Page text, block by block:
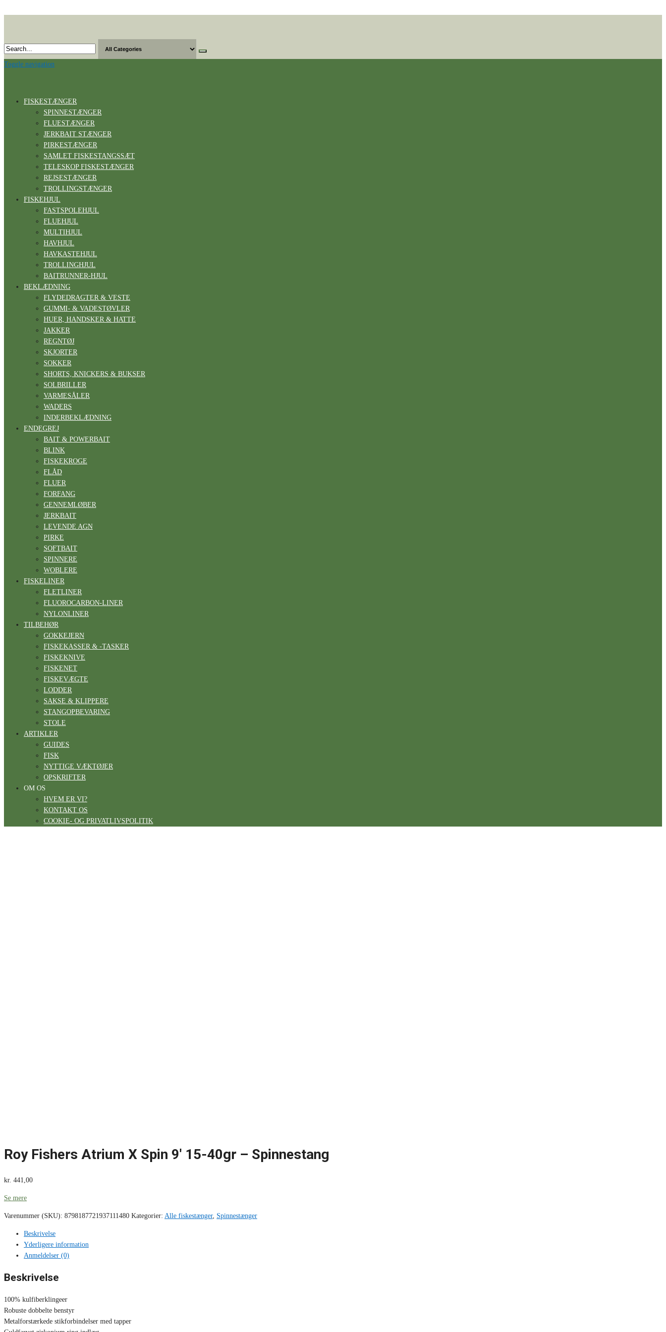
content
Toggle navigation
FISKESTÆNGER
SPINNESTÆNGER
FLUESTÆNGER
JERKBAIT STÆNGER
PIRKESTÆNGER
SAMLET FISKESTANGSSÆT
TELESKOP FISKESTÆNGER
REJSESTÆNGER
TROLLINGSTÆNGER
FISKEHJUL
FASTSPOLEHJUL
FLUEHJUL
MULTIHJUL
HAVHJUL
HAVKASTEHJUL
TROLLINGHJUL
BAITRUNNER-HJUL
BEKLÆDNING
FLYDEDRAGTER & VESTE
GUMMI- & VADESTØVLER
HUER, HANDSKER & HATTE
JAKKER
REGNTØJ
SKJORTER
SOKKER
SHORTS, KNICKERS & BUKSER
SOLBRILLER
VARMESÅLER
WADERS
INDERBEKLÆDNING
ENDEGREJ
BAIT & POWERBAIT
BLINK
FISKEKROGE
FLÅD
FLUER
FORFANG
GENNEMLØBER
JERKBAIT
LEVENDE AGN
PIRKE
SOFTBAIT
SPINNERE
WOBLERE
FISKELINER
FLETLINER
FLUOROCARBON-LINER
NYLONLINER
TILBEHØR
GOKKEJERN
FISKEKASSER & -TASKER
FISKEKNIVE
FISKENET
FISKEVÆGTE
LODDER
SAKSE & KLIPPERE
STANGOPBEVARING
STOLE
ARTIKLER
GUIDES
FISK
NYTTIGE VÆKTØJER
OPSKRIFTER
OM OS
HVEM ER VI?
KONTAKT OS
COOKIE- OG PRIVATLIVSPOLITIK
Roy Fishers Atrium X Spin 9′ 15-40gr – Spinnestang
kr. 441,00
Se mere
Varenummer (SKU): 8798187721937111480 Kategorier: Alle fiskestænger, Spinnestænger
Beskrivelse
Yderligere information
Anmeldelser (0)
Beskrivelse
100% kulfiberklingeer
Robuste dobbelte benstyr
Metalforstærkede stikforbindelser med tapper